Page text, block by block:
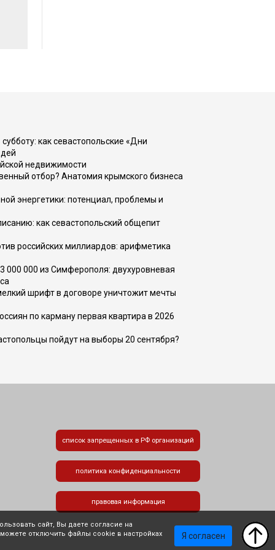
как севастопольские «Дни
недвижимости
отбор? Анатомия крымского бизнеса
энергетики: потенциал, проблемы и
как севастопольский общепит
российских миллиардов: арифметика
000 000 из Симферополя: двухуровневая
шрифт в договоре уничтожит мечты
по карману первая квартира в 2026
пойдут на выборы 20 сентября?
список запрещенных в РФ организаций
политика конфиденциальности
правовая информация
сайт, Вы даете согласие на
отключить файлы cookie в настройках
Я согласен